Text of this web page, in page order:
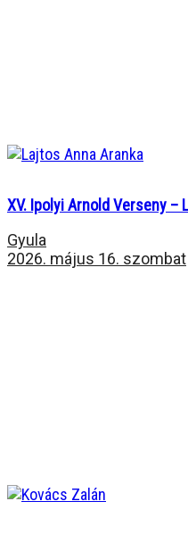
XV. Ipolyi Arnold Verseny –
Gyula
2026. május 16. szombat